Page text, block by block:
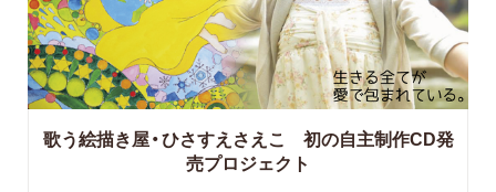
歌う絵描き屋・ひさすえさえこ 初の自主制作CD発
売プロジェクト